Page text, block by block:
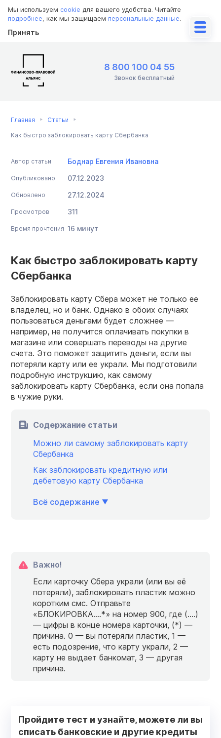
Мы используем cookie для вашего удобства. Читайте
подробнее, как мы защищаем персональные данные.
Принять
8 800 100 04 55
Звонок бесплатный
Главная Статьи
Как быстро заблокировать карту Сбербанка
Автор статьи Боднар Евгения Ивановна
Опубликовано 07.12.2023
Обновлено 27.12.2024
Просмотров 311
Время прочтения 16 минут
Как быстро заблокировать карту
Сбербанка
Заблокировать карту Сбера может не только ее
владелец, но и банк. Однако в обоих случаях
пользоваться деньгами будет сложнее —
например, не получится оплачивать покупки в
магазине или совершать переводы на другие
счета. Это поможет защитить деньги, если вы
потеряли карту или ее украли. Мы подготовили
подробную инструкцию, как самому
заблокировать карту Сбербанка, если она попала
в чужие руки.
Содержание статьи
Можно ли самому заблокировать карту
Сбербанка
Как заблокировать кредитную или
дебетовую карту Сбербанка
Всё содержание
Важно!
Если карточку Сбера украли (или вы её
потеряли), заблокировать пластик можно
коротким смс. Отправьте
«БЛОКИРОВКА….*» на номер 900, где (….)
— цифры в конце номера карточки, (*) —
причина. 0 — вы потеряли пластик, 1 —
есть подозрение, что карту украли, 2 —
карту не выдает банкомат, 3 — другая
причина.
Пройдите тест и узнайте, можете ли вы
списать банковские и другие кредиты